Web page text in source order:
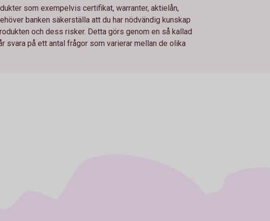
som exempelvis certifikat, warranter, aktielån,
banken säkerställa att du har nödvändig kunskap
och dess risker. Detta görs genom en så kallad
svara på ett antal frågor som varierar mellan de olika